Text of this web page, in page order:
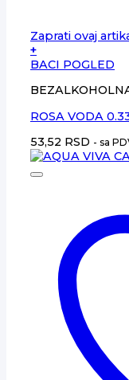
Zaprati ovaj
+
BACI POGLED
ROSA VODA
53,52 RSD - sa